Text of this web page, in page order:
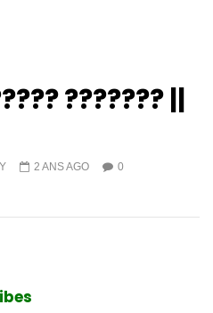
??????? ||
2 ANS AGO
0